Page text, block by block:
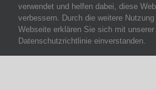
verwendet und helfen dabei, diese
verbessern. Durch die weitere
Webseite erklären Sie sich mit unserer
Datenschutzrichtlinie einverstanden.